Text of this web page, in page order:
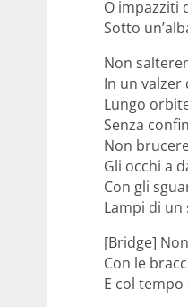
O impazziti
Sotto
Non
In un valzer
Lungo
Senza
Non
Gli occhi a
Con gli
Lampi di un
[Bridge]
Con le
E col